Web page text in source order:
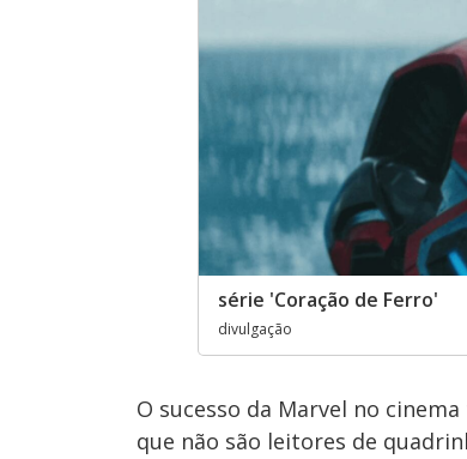
série 'Coração de Ferro'
divulgação
O sucesso da Marvel no
que não são leitores de